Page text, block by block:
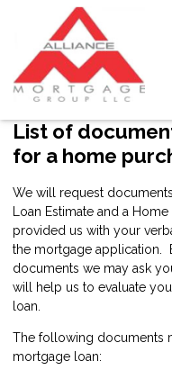
List of
for a home
We will request
Loan Estimate and a
provided us with your
the mortgage application.
documents we may ask
will help us to evaluate
loan.
The following documents
mortgage loan: